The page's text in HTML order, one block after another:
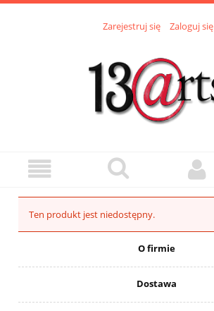
Zarejestruj się Zaloguj się
Ten produkt jest niedostępny.
O firmie
Dostawa